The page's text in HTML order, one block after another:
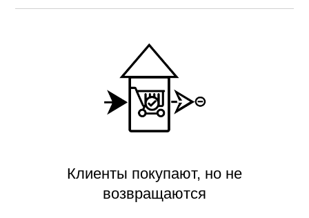
Клиенты покупают, но не
возвращаются